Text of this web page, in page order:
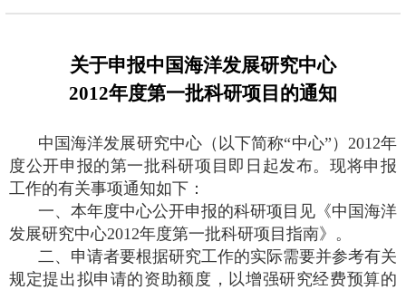
关于申报中国海洋发展研究中心
2012年度第一批科研项目的通知
中国海洋发展研究中心（以下简称“中心”） 2012年
度公开申报的第一批科研项目即日起发布。现将申报
工作的有关事项通知如下：
一、本年度中心公开申报的科研项目见《中国海洋
发展研究中心2012年度第一批科研项目指南》。
二、申请者要根据研究工作的实际需要并参考有关
规定提出拟申请的资助额度，以增强研究经费预算的